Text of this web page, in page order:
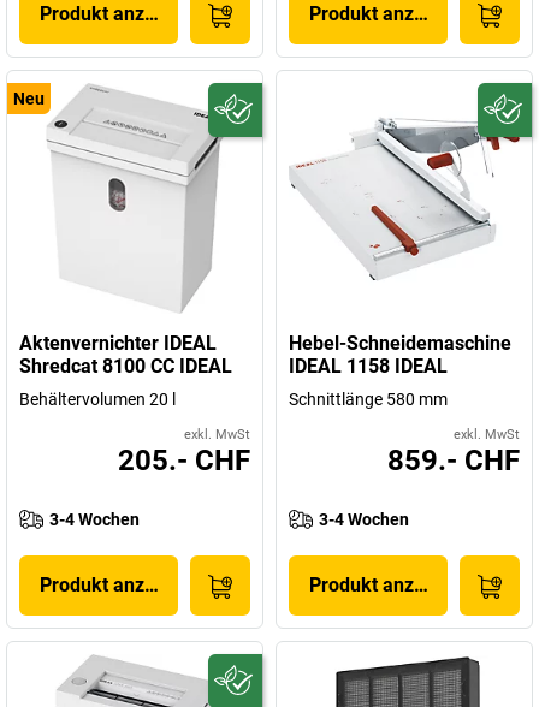
Produkt anzeigen Produkt anzeigen
Neu
Aktenvernichter IDEAL
Shredcat 8100 CC IDEAL
Behältervolumen 20 l
exkl. MwSt
205.- CHF
3-4 Wochen
Produkt anzeigen
Hebel-Schneidemaschine
IDEAL 1158 IDEAL
Schnittlänge 580 mm
exkl. MwSt
859.- CHF
3-4 Wochen
Produkt anzeigen